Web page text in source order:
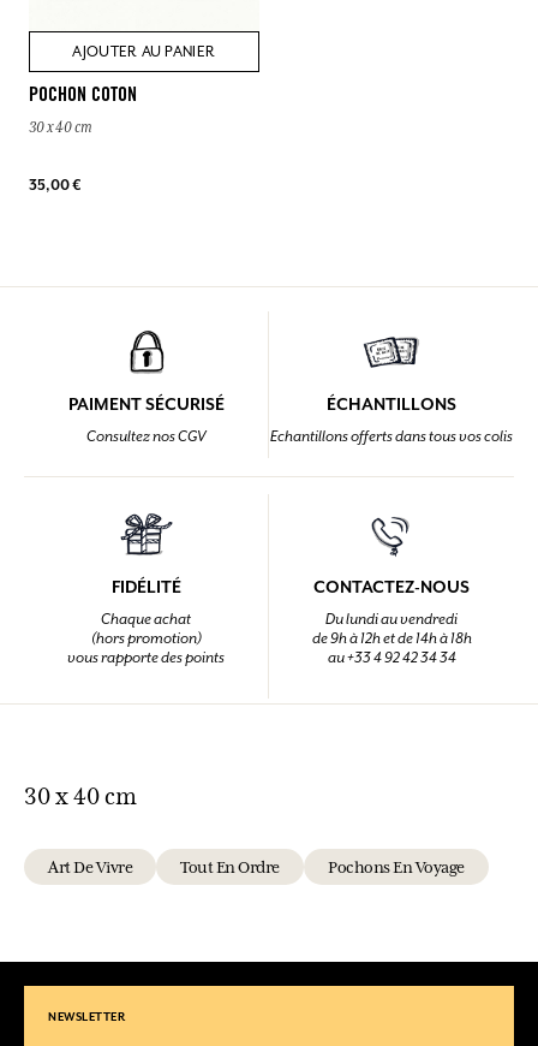
AJOUTER AU PANIER
POCHON COTON
30 x 40 cm
35,00 €
PAIMENT SÉCURISÉ
Consultez nos CGV
ÉCHANTILLONS
Echantillons offerts dans tous vos colis
FIDÉLITÉ
Chaque achat
(hors promotion)
vous rapporte des points
CONTACTEZ-NOUS
Du lundi au vendredi
de 9h à 12h et de 14h à 18h
au +33 4 92 42 34 34
30 x 40 cm
Art De Vivre Tout En Ordre Pochons En Voyage
NEWSLETTER